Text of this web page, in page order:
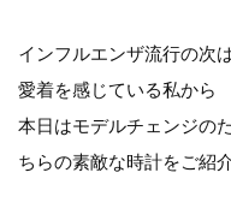
インフルエンザ流行の次
愛着を感じている私から
本日はモデルチェンジの
ちらの素敵な時計をご紹